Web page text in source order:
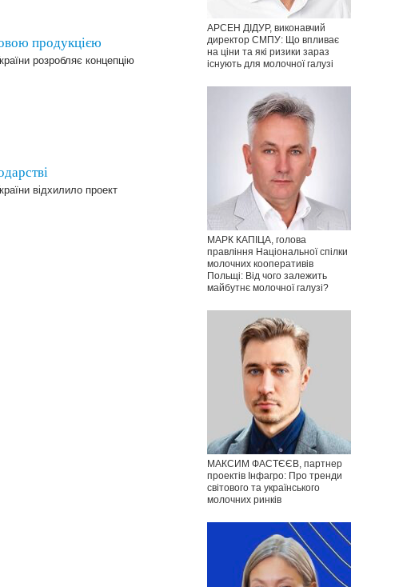
продукцією
розробляє концепцію
відхилило проект
АРСЕН ДІДУР, виконавчий
директор СМПУ: Що впливає
на ціни та які ризики зараз
існують для молочної галузі
МАРК КАПІЦА, голова
правління Національної спілки
молочних кооперативів
Польщі: Від чого залежить
майбутнє молочної галузі?
МАКСИМ ФАСТЄЄВ, партнер
проектів Інфагро: Про тренди
світового та українського
молочних ринків